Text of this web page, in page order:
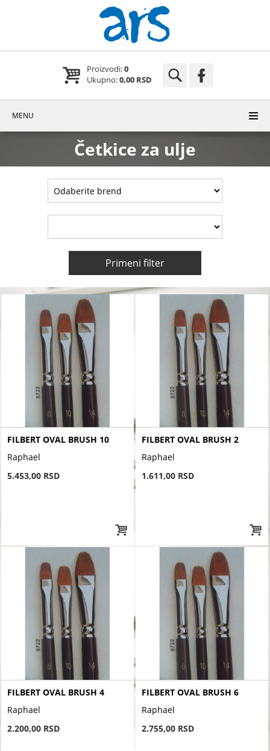
Proizvodi:0
Ukupno:0,00 RSD
MENU
Četkice za ulje
FILBERT OVAL BRUSH 10
Raphael
5.453,00 RSD
FILBERT OVAL BRUSH 2
Raphael
1.611,00 RSD
FILBERT OVAL BRUSH 4
Raphael
2.200,00 RSD
FILBERT OVAL BRUSH 6
Raphael
2.755,00 RSD